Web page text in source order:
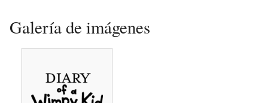
Galería de imágenes